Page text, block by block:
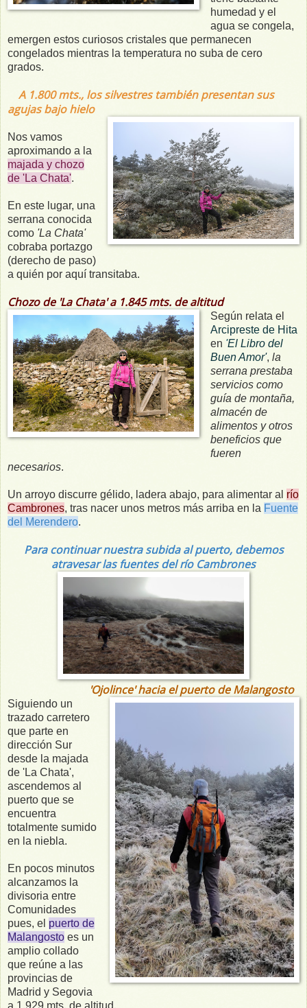
humedad y el
agua se congela,
emergen estos curiosos cristales que permanecen
congelados mientras la temperatura no suba de cero
grados.
A 1.800 mts., los silvestres también presentan sus
agujas bajo hielo
Nos vamos
aproximando a la
majada y chozo
de 'La Chata'.
En este lugar, una
serrana conocida
como 'La Chata'
cobraba portazgo
(derecho de paso)
a quién por aquí transitaba.
Chozo de 'La Chata' a 1.845 mts. de altitud
Según relata el
Arcipreste de Hita
en 'El Libro del
Buen Amor', la
serrana prestaba
servicios como
guía de montaña,
almacén de
alimentos y otros
beneficios que
fueren
necesarios.
Un arroyo discurre gélido, ladera abajo, para alimentar al río
Cambrones, tras nacer unos metros más arriba en la Fuente
del Merendero.
Para continuar nuestra subida al puerto, debemos
atravesar las fuentes del río Cambrones
'Ojolince' hacia el puerto de Malangosto
Siguiendo un
trazado carretero
que parte en
dirección Sur
desde la majada
de 'La Chata',
ascendemos al
puerto que se
encuentra
totalmente sumido
en la niebla.
En pocos minutos
alcanzamos la
divisoria entre
Comunidades
pues, el puerto de
Malangosto es un
amplio collado
que reúne a las
provincias de
Madrid y Segovia
a 1.929 mts. de altitud.